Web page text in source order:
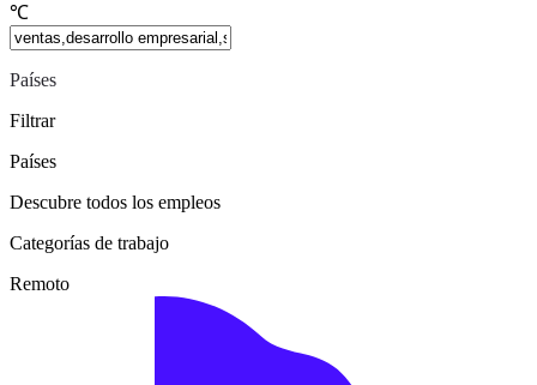
℃
Países
Filtrar
Países
Descubre todos los empleos
Categorías de trabajo
Remoto